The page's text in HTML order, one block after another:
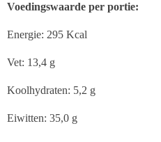
Voedingswaarde per portie:
Energie: 295 Kcal
Vet: 13,4 g
Koolhydraten: 5,2 g
Eiwitten: 35,0 g